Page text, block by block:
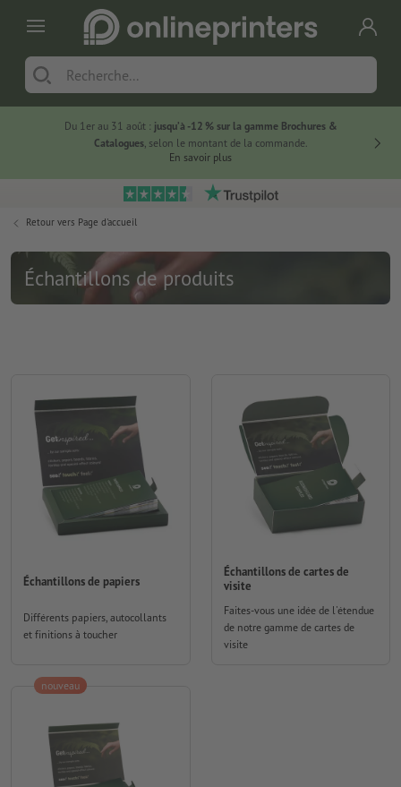
Du 1er au 31 août : jusqu’à -12 % sur la gamme Brochures &
Catalogues, selon le montant de la commande.
En savoir plus
Retour vers Page d'accueil
Échantillons de produits
Échantillons de papiers
Différents papiers, autocollants
et finitions à toucher
Échantillons de cartes de
visite
Faites-vous une idée de l'étendue
de notre gamme de cartes de
visite
nouveau